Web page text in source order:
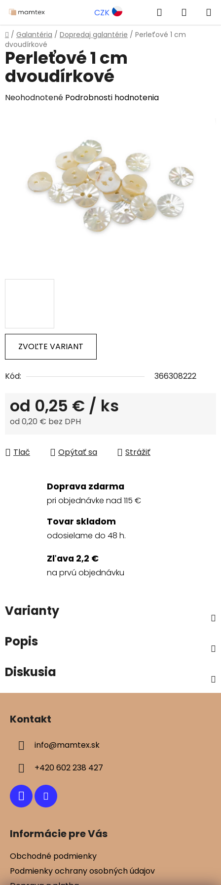
na
obsah
CZK Hľadať
KOŠÍK
Domov
/ Galantéria / Dopredaj galantérie / Perleťové 1 cm
dvoudírkové
ZVOĽTE VARIANT
Kód: 366308222
od 0,25 € / ks
od0,20 € bez DPH
Tlač
Opýtať sa Strážiť
Perleťové 1 cm
dvoudírkové
Priemerné
hviezdičiek.
Neohodnotené Podrobnosti hodnotenia
Doprava zdarma
pri objednávke nad 115 €
Tovar skladom
odosielame do 48 h.
Zľava 2,2 €
na prvú objednávku
Varianty
Popis
Diskusia
Kontakt
info@mamtex.sk
+420 602 238 427
Informácie pre Vás
Obchodné podmienky
Podmienky ochrany osobných údajov